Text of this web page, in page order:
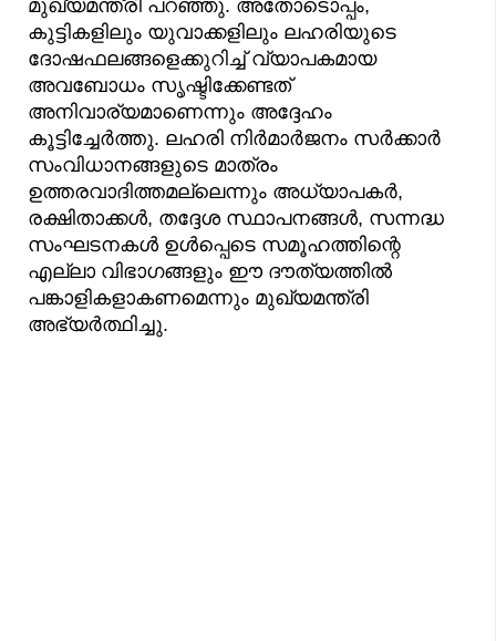
മുഖ്യമന്ത്രി പറഞ്ഞു. അതോടൊപ്പം,
കുട്ടികളിലും യുവാക്കളിലും ലഹരിയുടെ
ദോഷഫലങ്ങളെക്കുറിച്ച് വ്യാപകമായ
അവബോധം സൃഷ്ടിക്കേണ്ടത്
അനിവാര്യമാണെന്നും അദ്ദേഹം
കൂട്ടിച്ചേർത്തു. ലഹരി നിർമാർജനം സർക്കാർ
സംവിധാനങ്ങളുടെ മാത്രം
ഉത്തരവാദിത്തമല്ലെന്നും അധ്യാപകർ,
രക്ഷിതാക്കൾ, തദ്ദേശ സ്ഥാപനങ്ങൾ, സന്നദ്ധ
സംഘടനകൾ ഉൾപ്പെടെ സമൂഹത്തിന്റെ
എല്ലാ വിഭാഗങ്ങളും ഈ ദൗത്യത്തിൽ
പങ്കാളികളാകണമെന്നും മുഖ്യമന്ത്രി
അഭ്യർത്ഥിച്ചു.